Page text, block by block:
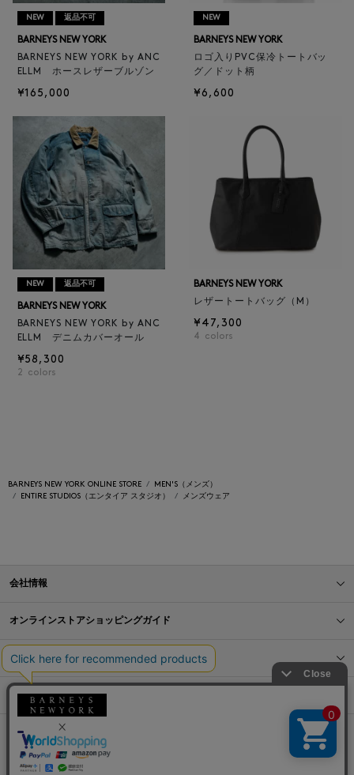
NEW 返品不可
BARNEYS NEW YORK
BARNEYS NEW YORK by ANC
ELLM ホースレザーブルゾン
¥165,000
NEW
BARNEYS NEW YORK
ロゴ入りPVC保冷トートバッ
グ／ドット柄
¥6,600
NEW 返品不可
BARNEYS NEW YORK
BARNEYS NEW YORK by ANC
ELLM デニムカバーオール
¥58,300
2 colors
BARNEYS NEW YORK
レザートートバッグ（M）
¥47,300
4 colors
BARNEYS NEW YORK ONLINE STORE
MEN'S（メンズ）
ENTIRE STUDIOS（エンタイア スタジオ）
メンズウェア
会社情報
オンラインストアショッピングガイド
店舗情報
サービス